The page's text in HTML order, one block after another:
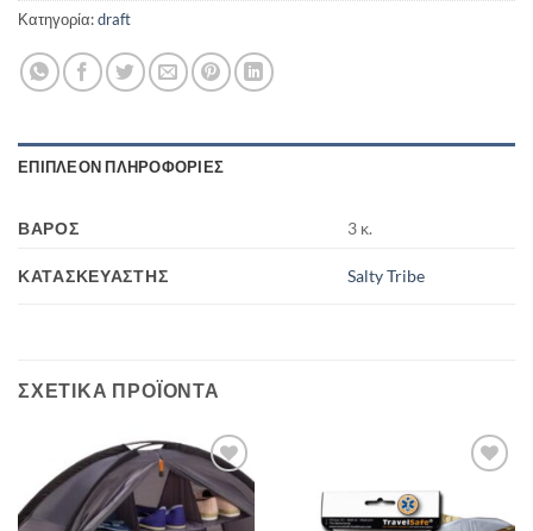
Κατηγορία:draft
ΕΠΙΠΛΈΟΝ ΠΛΗΡΟΦΟΡΊΕΣ
ΒΆΡΟΣ 3 κ.
ΚΑΤΑΣΚΕΥΑΣΤΉΣ Salty Tribe
ΣΧΕΤΙΚΆ ΠΡΟΪΌΝΤΑ
Add to
wishlist